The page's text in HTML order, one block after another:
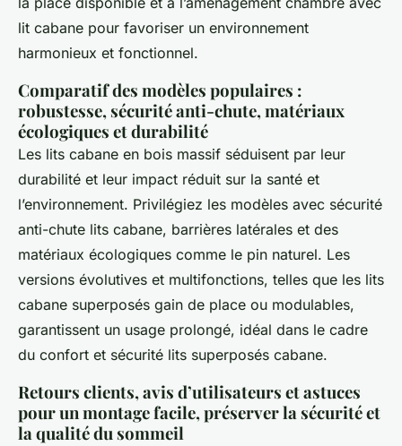
lit cabane pour favoriser un environnement
harmonieux et fonctionnel.
Comparatif des modèles populaires :
robustesse, sécurité anti-chute, matériaux
écologiques et durabilité
Les lits cabane en bois massif séduisent par leur
durabilité et leur impact réduit sur la santé et
l’environnement. Privilégiez les modèles avec sécurité
anti-chute lits cabane, barrières latérales et des
matériaux écologiques comme le pin naturel. Les
versions évolutives et multifonctions, telles que les lits
cabane superposés gain de place ou modulables,
garantissent un usage prolongé, idéal dans le cadre
du confort et sécurité lits superposés cabane.
Retours clients, avis d’utilisateurs et astuces
pour un montage facile, préserver la sécurité et
la qualité du sommeil